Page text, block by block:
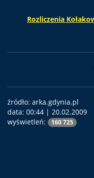
Rozliczenia
źródło: arka.gdynia.pl
data: 00:44 | 20.02.2009
wyświetleń:
160 725